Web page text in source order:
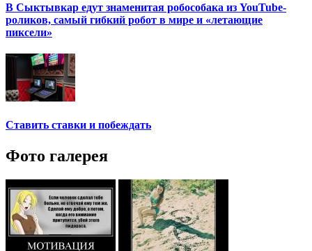
В Сыктывкар едут знаменитая робособака из YouTube-
роликов, самый гибкий робот в мире и «летающие
пиксели»
Ставить ставки и побеждать
Фото галерея